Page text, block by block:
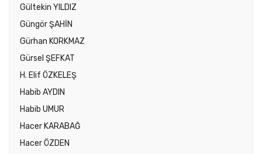
Gültekin YILDIZ
Güngör ŞAHİN
Gürhan KORKMAZ
Gürsel ŞEFKAT
H. Elif ÖZKELEŞ
Habib AYDIN
Habib UMUR
Hacer KARABAĞ
Hacer ÖZDEN